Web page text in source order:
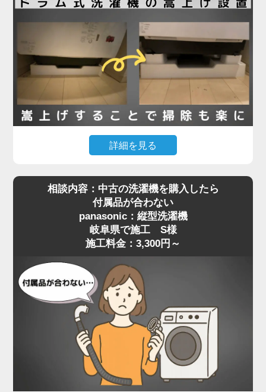
栓金具）が本体と干渉してしまい、奥まで入らず断
念されたとのことでした。
現地確認のうえ、干渉の原因が水栓の出っ張りであ
ることを特定。そこで、出幅の少ない「壁ピタ水
栓」に交換することで、洗濯機がすっきり収まるス
ペースを確保しました。その後、洗濯機を慎重に搬
入・設置し、給水・排水ホースの接続、動作確認ま
で丁寧に対応。施工料金は13,780円～で、機器の扱
いが難しい場所でもしっかりサポートしています。
洗濯機取り付けは「置くだけ」では済まない場合も
多く、ちょっとした配管や水栓の干渉が障害になる
ことがあります。設置でお困りの際は、ぜひ専門業
者へご相談ください。プロの目線で、的確な対応を
ご提案いたします。
詳細を見る
圧洗浄に対応するには、洗濯機を嵩上げしないとい
けない」と管理会社から案内されたものの、「洗濯
機が重すぎて持ち上げられない」というお悩みで、
岐阜県でご依頼いただいたK様の施工事例をご紹介
設置されていたのは、Panasonicのドラム式洗濯
機。一般的な縦型と比べて本体が非常に重く、ご自
身で嵩上げ台を取り付けるのは現実的ではありませ
んでした。当店では、専用の工具で熟練のスタッフ
が慎重に本体を持ち上げ、水平を保ったまま嵩上げ
台を正しく設置。わずかな傾きでも動作や振動に影
響が出るため、細部まで調整しながら施工を進めま
相談内容：中古の洗濯機を購入したら
付属品が合わない
panasonic：縦型洗濯機
岐阜県で施工 S様
施工料金：3,300円～